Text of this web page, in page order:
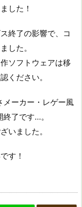
した！
終了の影響で、コ
した。
ソフトウェアは移
ください。
メーカー・レゲー風
了です…。
いました。
す！